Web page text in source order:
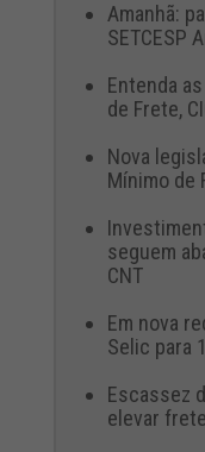
Amanhã:
SETCESP
Entenda
de Frete,
Nova
Mínimo de
seguem
CNT
Em nova
Selic para
Escassez
elevar